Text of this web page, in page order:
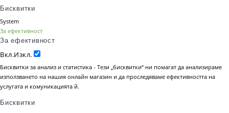
Бисквитки
System
За ефективност
За ефективност
Вкл.Изкл.
Бисквитки за анализ и статистика - Тези „бисквитки“ ни помагат да анализираме
използването на нашия онлайн магазин и да проследяваме ефективността на
услугата и комуникацията й.
Бисквитки